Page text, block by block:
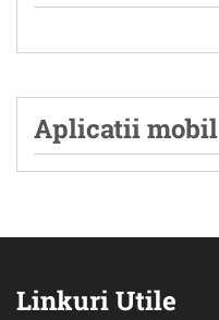
Aplicatii mobil
Linkuri Utile